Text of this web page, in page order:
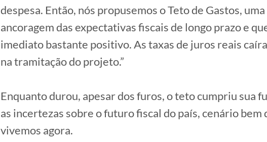
despesa. Então, nós propusemos o Teto de Gastos,
ancoragem das expectativas fiscais de longo prazo e
imediato bastante positivo. As taxas de juros reais
na tramitação do projeto.”
Enquanto durou, apesar dos furos, o teto cumpriu sua
as incertezas sobre o futuro fiscal do país, cenário
vivemos agora.